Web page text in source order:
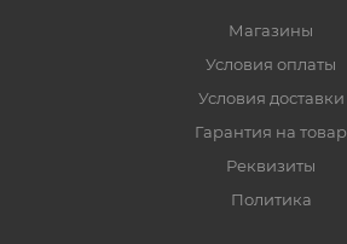
Магазины
Условия оплаты
Условия доставки
Гарантия на товар
Реквизиты
Политика